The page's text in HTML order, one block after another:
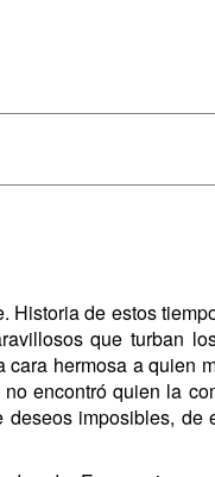
de estos
que turban
hermosa a quien
encontró quien la
imposibles, de